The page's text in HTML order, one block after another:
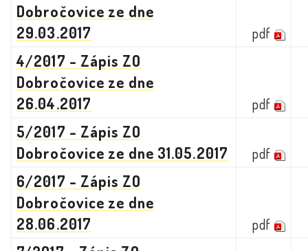
Dobročovice ze dne
29.03.2017
pdf
4/2017 - Zápis ZO
Dobročovice ze dne
26.04.2017
pdf
5/2017 - Zápis ZO
Dobročovice ze dne 31.05.2017
pdf
6/2017 - Zápis ZO
Dobročovice ze dne
28.06.2017
pdf